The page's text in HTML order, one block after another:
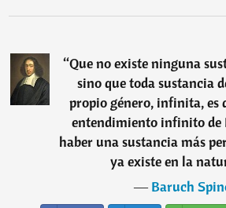
“Que no existe ninguna
sino que toda sustancia
propio género, infinita, es
entendimiento infinito de
haber una sustancia más
ya existe en la
―Baruch